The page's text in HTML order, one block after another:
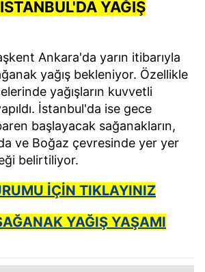
YAĞIŞ
Ankara'da yarın itibarıyla
yağış bekleniyor. Özellikle
yağışların kuvvetli
İstanbul'da ise gece
başlayacak sağanakların,
ve Boğaz çevresinde yer yer
belirtiliyor.
İÇİN TIKLAYINIZ
YAĞIŞ YAŞAMI